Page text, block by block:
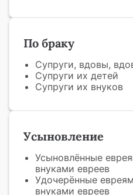
По браку
Супруги, вдовы,
Супруги их детей
Супруги их внуков
Усыновление
Усыновлённые
внуками евреев
Удочерённые
внуками евреев